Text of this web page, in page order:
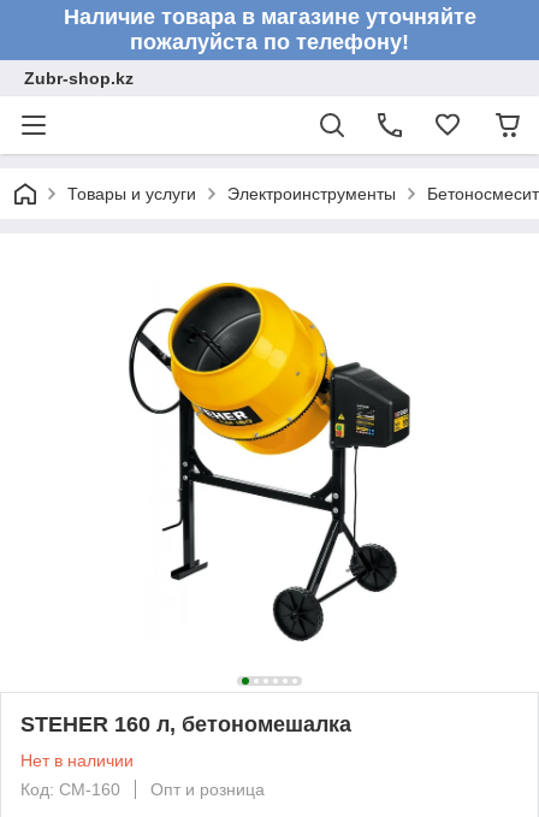
Наличие товара в магазине уточняйте
пожалуйста по телефону!
Zubr-shop.kz
Товары и услуги Электроинструменты
STEHER 160 л, бетономешалка
Нет в наличии
Код: CM-160
Опт и розница